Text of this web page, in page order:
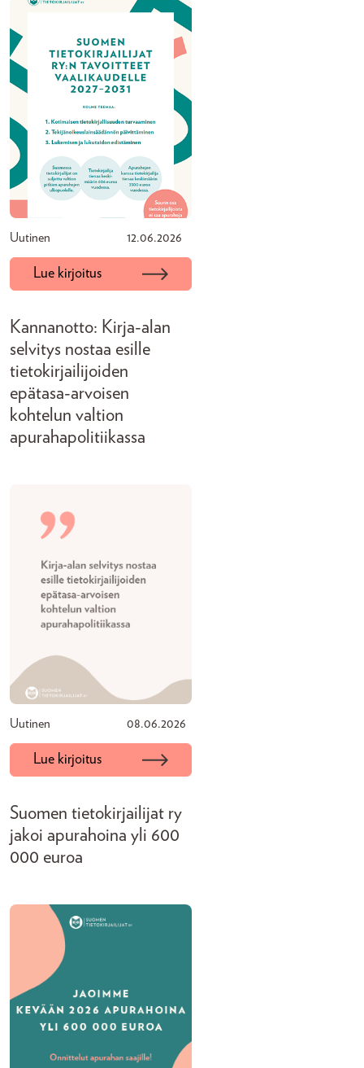
Uutinen 12.06.2026
Lue kirjoitus
Kannanotto: Kirja-alan
selvitys nostaa esille
tietokirjailijoiden
epätasa-arvoisen
kohtelun valtion
apurahapolitiikassa
Uutinen 08.06.2026
Lue kirjoitus
Suomen tietokirjailijat ry
jakoi apurahoina yli 600
000 euroa